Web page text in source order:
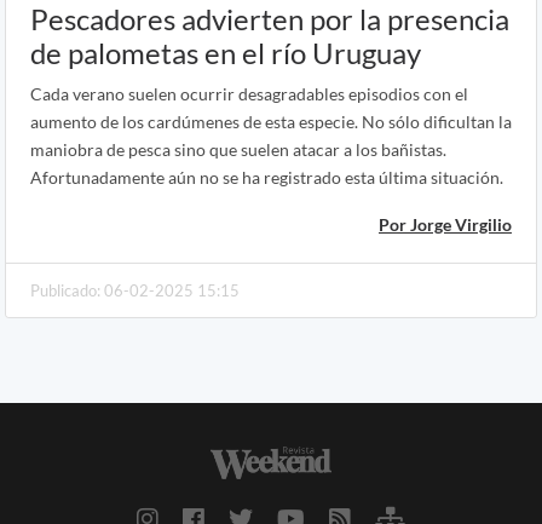
Pescadores advierten por la presencia
de palometas en el río Uruguay
Cada verano suelen ocurrir desagradables episodios con el
aumento de los cardúmenes de esta especie. No sólo dificultan la
maniobra de pesca sino que suelen atacar a los bañistas.
Afortunadamente aún no se ha registrado esta última situación.
Por Jorge Virgilio
Publicado: 06-02-2025 15:15